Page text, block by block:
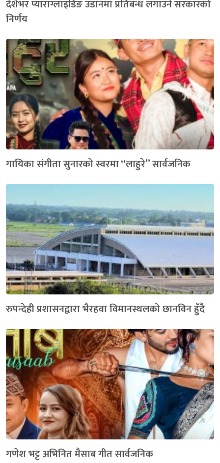
देशैभर प्याराग्लाइडिङ उडानमा प्रतिबन्ध लगाउने सरकारको
निर्णय
गायिका संगीता सुनारको स्वरमा “लाहुरे” सार्वजनिक
रुपन्देही प्रशासनद्वारा भैरहवा विमानस्थलको छानविन हुँदै
गणेश भट्ट अभिनित मैसाब गीत सार्वजनिक